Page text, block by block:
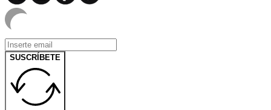
SUSCRÍBETE